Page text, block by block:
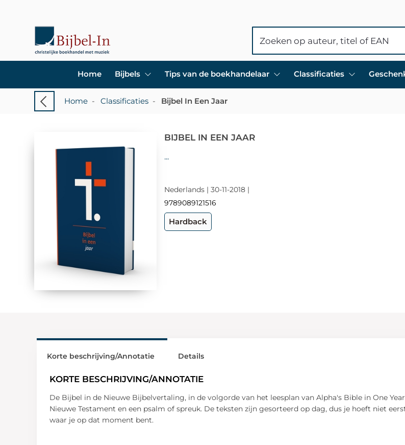
Home Bijbels Tips van de boekhandelaar Classificaties
Home - Classificaties - Bijbel In Een Jaar
BIJBEL IN EEN JAAR
...
Nederlands | 30-11-2018 |
9789089121516
Hardback
Korte beschrijving/Annotatie
KORTE BESCHRIJVING/ANNOTATIE
De Bijbel in de Nieuwe Bijbelvertaling, in de volgorde van het leesplan van Alpha's Bible in One
Nieuwe Testament en een psalm of spreuk. De teksten zijn gesorteerd op dag, dus je hoeft niet
waar je op dat moment bent.
Details